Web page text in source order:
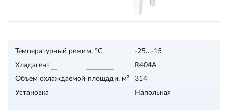
Температурный режим, °С
-25…-15
Хладагент
R404А
Объем охлаждаемой площади, м³
314
Установка
Напольная